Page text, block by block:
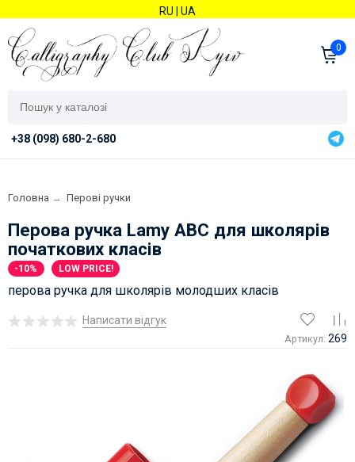
RU UA
0
+38 (098) 680-2-680
Головна → Перові ручки
Перова ручка Lamy ABC для школярів
початкових класів
-10% LOW PRICE!
перова ручка для школярів молодших класів
Написати відгук
Артикул: 269